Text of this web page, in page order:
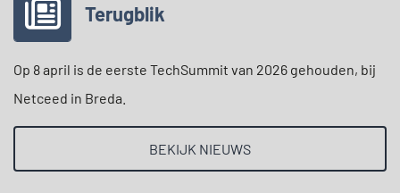
Terugblik
Op 8 april is de eerste TechSummit van 2026 gehouden, bij
Netceed in Breda.
BEKIJK NIEUWS